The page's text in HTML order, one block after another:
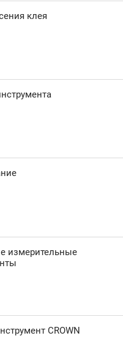
клея
измерительные
CROWN